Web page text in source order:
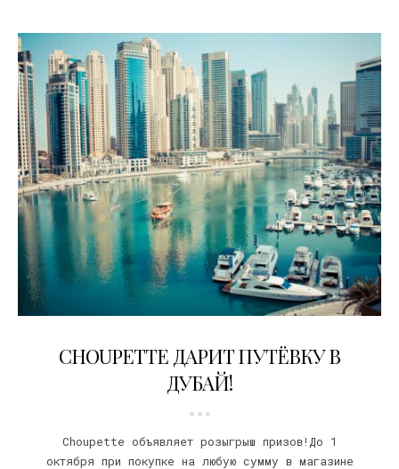
CHOUPETTE ДАРИТ ПУТЁВКУ В
ДУБАЙ!
Choupette объявляет розыгрыш призов!До 1
октября при покупке на любую сумму в магазине